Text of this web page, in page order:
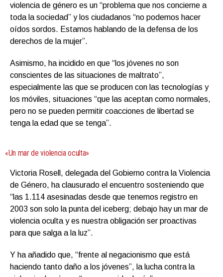
violencia de género es un “problema que nos concierne a
toda la sociedad” y los ciudadanos “no podemos hacer
oídos sordos. Estamos hablando de la defensa de los
derechos de la mujer”.
Asimismo, ha incidido en que “los jóvenes no son
conscientes de las situaciones de maltrato”,
especialmente las que se producen con las tecnologías y
los móviles, situaciones “que las aceptan como normales,
pero no se pueden permitir coacciones de libertad se
tenga la edad que se tenga”.
«Un mar de violencia oculta»
Victoria Rosell, delegada del Gobierno contra la Violencia
de Género, ha clausurado el encuentro sosteniendo que
“las 1.114 asesinadas desde que tenemos registro en
2003 son solo la punta del iceberg; debajo hay un mar de
violencia oculta y es nuestra obligación ser proactivas
para que salga a la luz”.
Y ha añadido que, “frente al negacionismo que está
haciendo tanto daño a los jóvenes”, la lucha contra la